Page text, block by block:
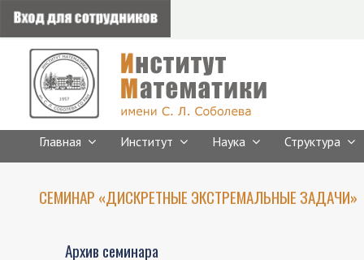
Главная Институт Наука Структура
СЕМИНАР «ДИСКРЕТНЫЕ ЭКСТРЕМАЛЬНЫЕ ЗАДАЧИ»
Архив семинара